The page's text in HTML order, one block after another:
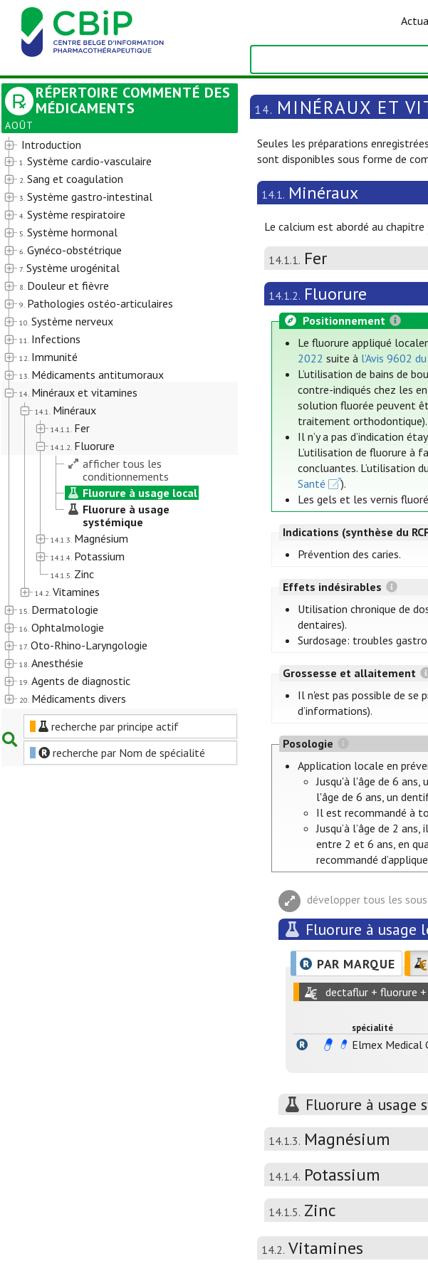
RÉPERTOIRE COMMENTÉ DES
MÉDICAMENTS
AOÛT
Introduction
1. Système cardio-vasculaire
2. Sang et coagulation
3. Système gastro-intestinal
4. Système respiratoire
5. Système hormonal
6. Gynéco-obstétrique
7. Système urogénital
8. Douleur et fièvre
9. Pathologies ostéo-articulaires
10. Système nerveux
11. Infections
12. Immunité
13. Médicaments antitumoraux
14. Minéraux et vitamines
14.1. Minéraux
14.1.1. Fer
14.1.2. Fluorure
afficher tous les
conditionnements
Fluorure à usage local
Fluorure à usage
systémique
14.1.3. Magnésium
14.1.4. Potassium
14.1.5. Zinc
14.2. Vitamines
15. Dermatologie
16. Ophtalmologie
17. Oto-Rhino-Laryngologie
18. Anesthésie
19. Agents de diagnostic
20. Médicaments divers
recherche par principe actif
recherche par Nom de spécialité
14. MINÉRAUX ET
Seules les préparations
sont disponibles sous forme de
14.1. Minéraux
Le calcium est abordé au chapitre
14.1.1. Fer
14.1.2. Fluorure
Positionnement
Le fluorure appliqué
2022 suite à l’Avis 9602
L’utilisation de bains de
contre-indiqués chez les
solution fluorée peuvent
traitement orthodontique).
Il n’y a pas d’indication
L’utilisation de fluorure à
concluantes. L’utilisation
Santé
).
Les gels et les vernis
Indications (synthèse du
Prévention des caries.
Effets indésirables
Utilisation chronique de
dentaires).
Surdosage: troubles
Grossesse et allaitement
Il n'est pas possible de se
d’informations).
Posologie
Application locale en
Jusqu'à l'âge de 6
l'âge de 6 ans, un
Il est recommandé à
Jusqu’à l’âge de 2
entre 2 et 6 ans, en
recommandé
développer tous les
Fluorure à usage
PAR MARQUE
dectaflur + fluorure
spécialité
Elmex Medical
Fluorure à usage
14.1.3. Magnésium
14.1.4. Potassium
14.1.5. Zinc
14.2. Vitamines